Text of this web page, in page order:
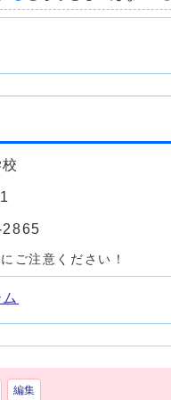
ご注意ください！
編集